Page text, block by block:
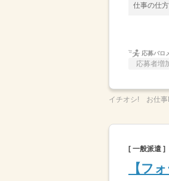
仕事の仕方
応募バロ
応募者増
イチオシ! お仕事
[ 一般派遣 ]
【フ